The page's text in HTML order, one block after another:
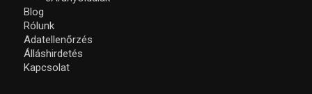
Blog
Rólunk
Adatellenőrzés
Álláshirdetés
Kapcsolat